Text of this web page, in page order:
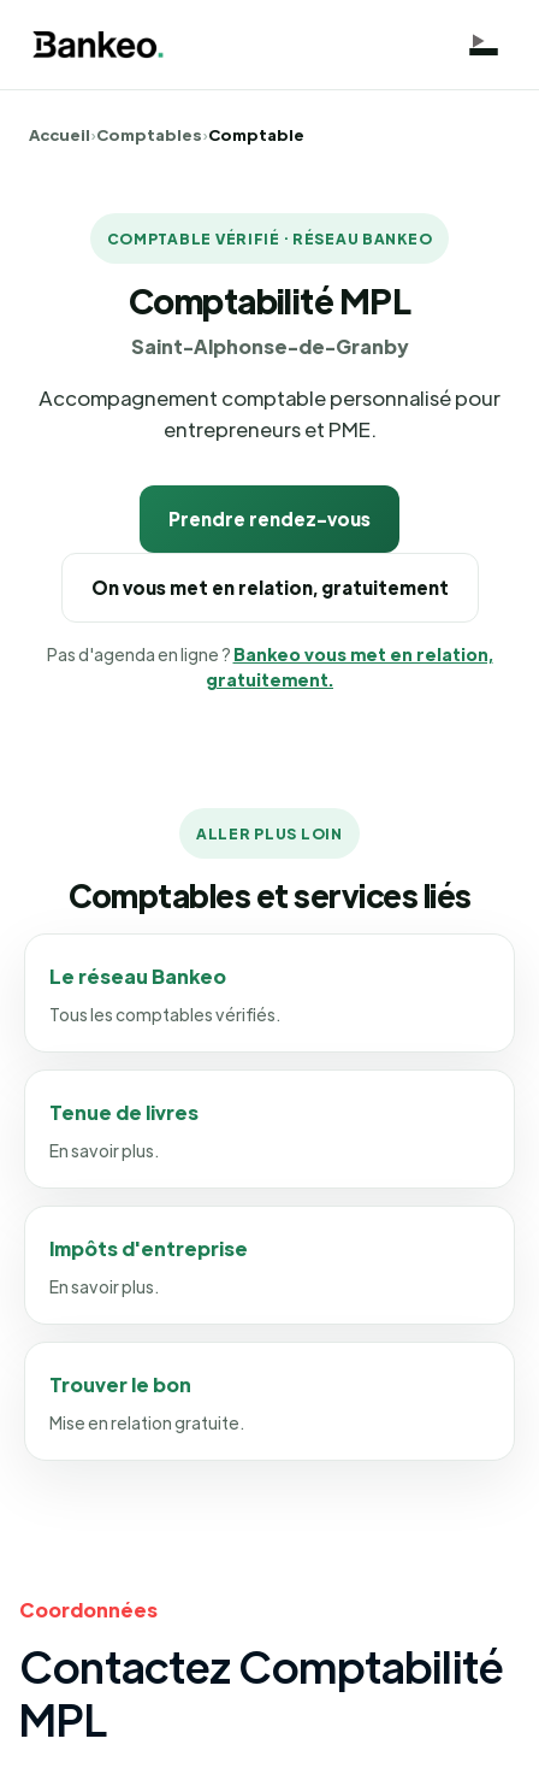
Accueil›Comptables›Comptable
COMPTABLE VÉRIFIÉ · RÉSEAU BANKEO
Comptabilité MPL
Saint-Alphonse-de-Granby
Accompagnement comptable personnalisé pour
entrepreneurs et PME.
Prendre rendez-vous
On vous met en relation, gratuitement
Pas d'agenda en ligne ? Bankeo vous met en relation,
gratuitement.
ALLER PLUS LOIN
Comptables et services liés
Le réseau Bankeo
Tous les comptables vérifiés.
Tenue de livres
En savoir plus.
Impôts d'entreprise
En savoir plus.
Trouver le bon
Mise en relation gratuite.
Coordonnées
Contactez Comptabilité
MPL